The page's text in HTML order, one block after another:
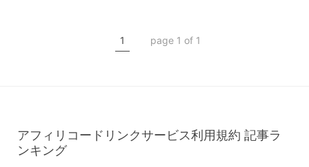
1 page 1 of 1
アフィリコードリンクサービス利用規約 記事ラ
ンキング